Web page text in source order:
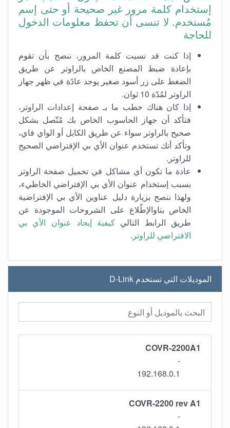
إستخدام كلمة مرور غير صحيحة أو حتى إسم
مُستخدم. لا تنسى أن تحفظ معلومات الدخول
للحاجة
إذا كنت قد نسيت كلمة المرور، ننصح بأن تقوم
بإعادة ضبط المصنع الخاص بالراوتر عن طريق
الضغط على زر أسود صغير يوجد عادًة في ظهر جهاز
الراوتر لمُدّة 10 ثوان.
إذا كان هناك خطب ما بـ صفحة إعدادات الراوتر،
فتأكد أن جهاز الحاسوب الخاص بك مُتّصل بشكل
صحيح بالراوتر سواء عن طريق الكابل أو الواي فاي،
وتأكد أنك تستخدم عنوان الأي بي الإفتراضي الصحيح
للراوتر.
عادة ما تكون أي مشاكل في تحميل صفحة الراوتر
بسبب إستخدام عنوان الأي بي الإفتراضي الخاطيء،
ولهذا ننصح بزيارة دليل عناوين الأي بي الإفتراضية
الخاص بناوالإطّلاع على الشروحات الموجودة عن
طريق الرابط التالي كيفية إيجاد عنوان الأي بي
الافتراضي للراوتر .
الموديلات التي تستخدم D-Link
COVR-2200A1
-
192.168.0.1
COVR-2200 rev A1
-